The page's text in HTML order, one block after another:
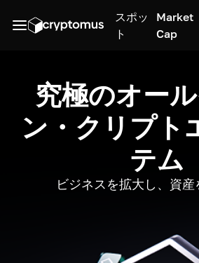
スポッ
ト
Market
Cap
究極のオー
ン・クリプト
テム
ビジネスを拡大し、資産